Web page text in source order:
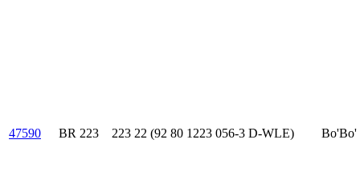
47590 BR 223 223 22 (92 80 1223 056-3 D-WLE) Bo'Bo'